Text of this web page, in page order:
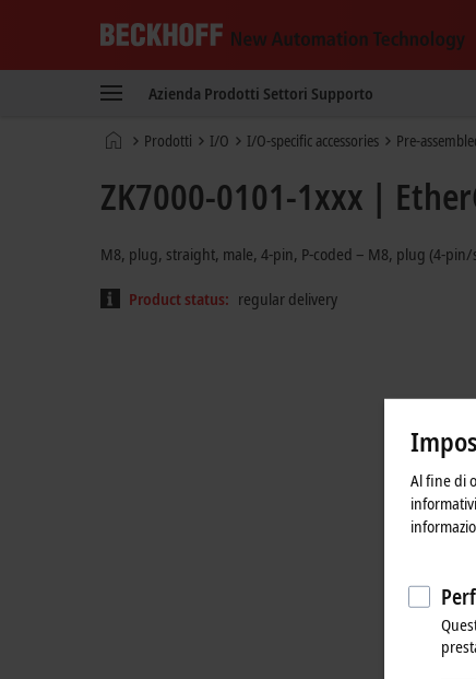
New
Technology
Azienda Prodotti Settori Supporto
Pagina Prodotti I/O I/O-specific accessories Pre-
ZK7000-0101-1xxx |
M8, plug, straight, male, 4-pin, P-coded – M8, plug (4-
Product status: regular delivery
Al fine di